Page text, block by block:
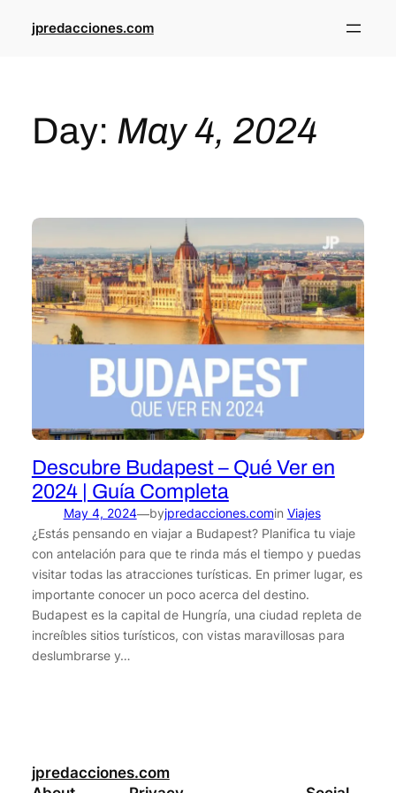
jpredacciones.com
Day: May 4, 2024
Descubre Budapest – Qué Ver en
2024 | Guía Completa
May 4, 2024—byjpredacciones.comin Viajes
¿Estás pensando en viajar a Budapest? Planifica tu viaje
con antelación para que te rinda más el tiempo y puedas
visitar todas las atracciones turísticas. En primer lugar, es
importante conocer un poco acerca del destino.
Budapest es la capital de Hungría, una ciudad repleta de
increíbles sitios turísticos, con vistas maravillosas para
deslumbrarse y…
jpredacciones.com